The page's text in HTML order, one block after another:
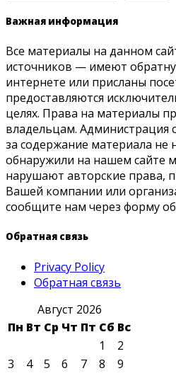
Важная информация
Все материалы на данном
источников — имеют
интернете или присланы
предоставляются
целях. Права на материалы
владельцам. Администрация
за содержание материала не
обнаружили на нашем сайте
нарушают авторские права,
Вашей компании или
сообщите нам через форму
Обратная связь
Privacy Policy
Обратная связь
Август 2026
Пн Вт Ср Чт Пт Сб Вс
1
2
3
4 5 6 7 8
9